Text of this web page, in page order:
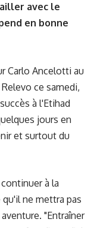
avec le
en bonne
Carlo Ancelotti au
ce samedi,
à l'Etihad
jours en
et surtout du
à la
ne mettra pas
"Entraîner